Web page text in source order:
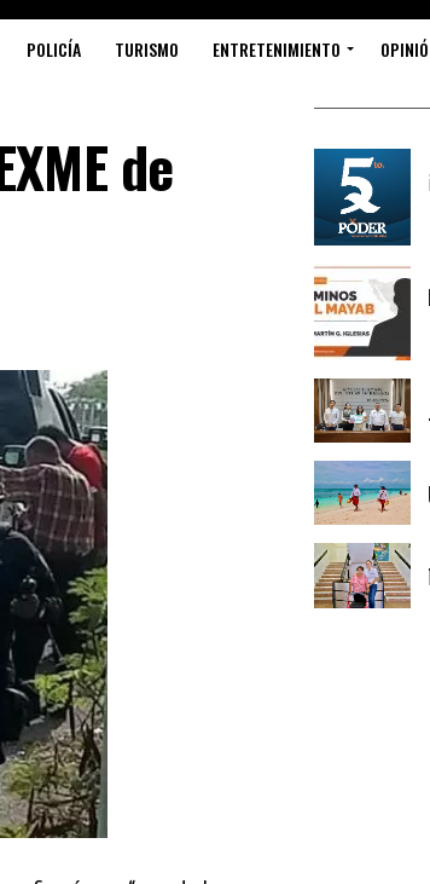
POLICÍA TURISMO ENTRETENIMIENTO
de Síntesis Matutina
PRESENTA
GOBIERNO
ATENEA